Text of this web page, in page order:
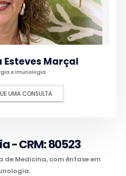
Esteves Marçal
e Imunologia
UMA CONSULTA
- CRM: 80523
de Medicina, com ênfase em